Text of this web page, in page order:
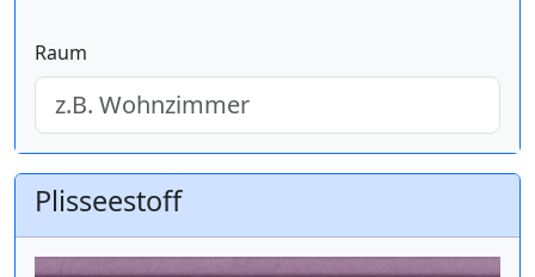
Raum
Plisseestoff